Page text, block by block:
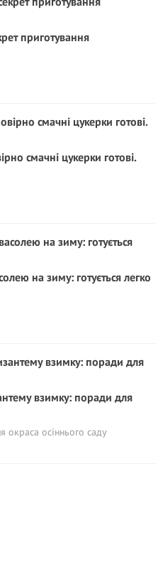
приготування
смачні цукерки готові.
на зиму: готується легко
взимку: поради для
окраса осіннього саду